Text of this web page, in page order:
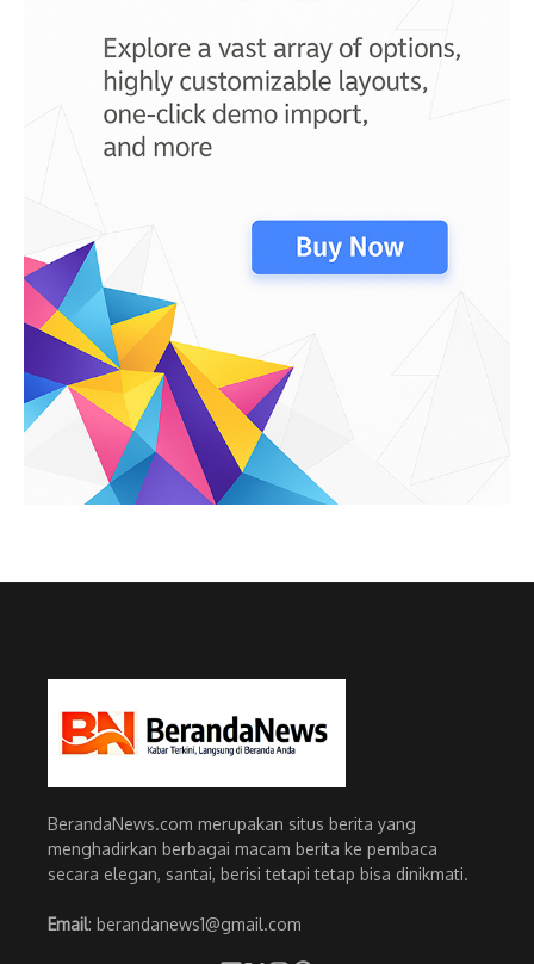
BerandaNews.com merupakan situs berita yang
menghadirkan berbagai macam berita ke pembaca
secara elegan, santai, berisi tetapi tetap bisa dinikmati.
Email: berandanews1@gmail.com